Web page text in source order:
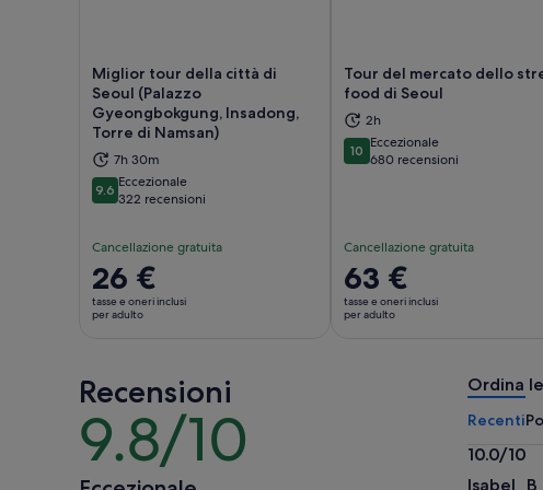
Miglior tour della città di
Seoul (Palazzo
Gyeongbokgung, Insadong,
Torre di Namsan)
7h 30m
9.69.6 su 10
Eccezionale
322 recensioni
Cancellazione gratuita
Il
prezzo
è
adulto
26 €
tasse e oneri inclusi
per adulto
Apertura in una nuova scheda
Tour del mercato dello
food di Seoul
2h
1010 su 10
Eccezionale
680 recensioni
Cancellazione gratuita
Il
prezzo
è
63 €
tasse e oneri inclusi
per adulto
Apertura
Recensioni
9.8/10
9.8
su
10
Ordina
Recenti
10.0/10
10.0
Isabel_B